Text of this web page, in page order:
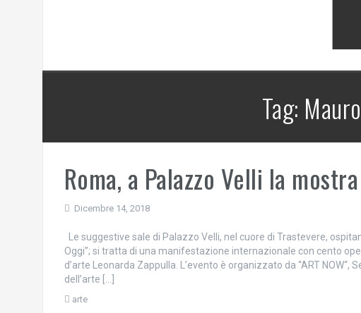
Tag:
Roma, a Palazzo Velli la
Dicembre 14, 2018
Le suggestive sale di Palazzo Velli, nel cuore di Trastevere,
Oggi”; si tratta di una manifestazione internazionale con cento
d’arte Leonarda Zappulla. L’evento è organizzato da “ART
dell’arte […]
arte